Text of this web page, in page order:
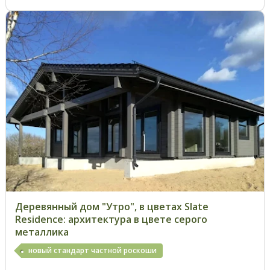
Деревянный дом "Утро", в цветах Slate
Residence: архитектура в цвете серого
металлика
новый стандарт частной роскоши